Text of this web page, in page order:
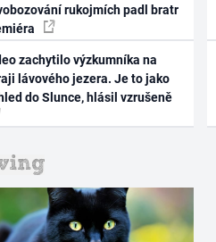
rukojmích padl bratr
zachytilo výzkumníka na
lávového jezera. Je to jako
do Slunce, hlásil vzrušeně